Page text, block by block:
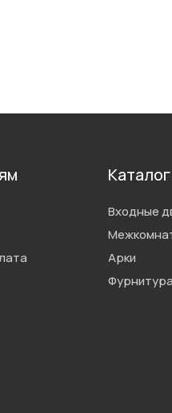
Фурнитура
Арки
Входные
Каталог